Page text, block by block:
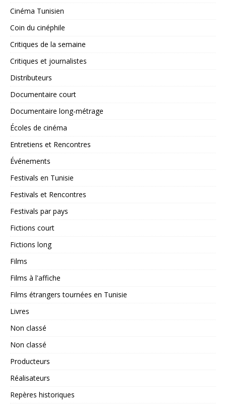
Cinéma Tunisien
Coin du cinéphile
Critiques de la semaine
Critiques et journalistes
Distributeurs
Documentaire court
Documentaire long-métrage
Écoles de cinéma
Entretiens et Rencontres
Événements
Festivals en Tunisie
Festivals et Rencontres
Festivals par pays
Fictions court
Fictions long
Films
Films à l'affiche
Films étrangers tournées en Tunisie
Livres
Non classé
Non classé
Producteurs
Réalisateurs
Repères historiques